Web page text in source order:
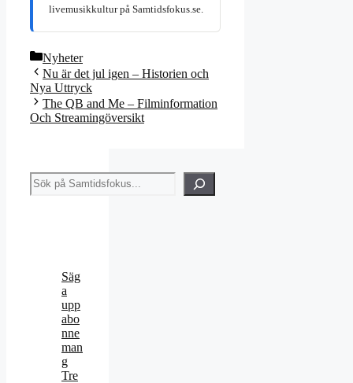
livemusikkultur på Samtidsfokus.se.
Kategorier
Nyheter
Nu är det jul igen – Historien och
Nya Uttryck
The QB and Me – Filminformation
Och Streamingöversikt
Sök
Säg
a
upp
abo
nne
man
g
Tre